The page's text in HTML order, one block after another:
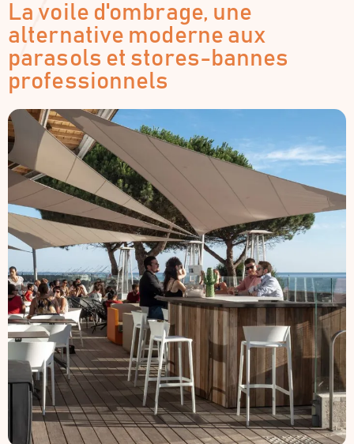
La voile d'ombrage, une
alternative moderne aux
parasols et stores-bannes
professionnels